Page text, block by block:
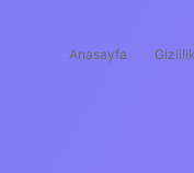
Anasayfa